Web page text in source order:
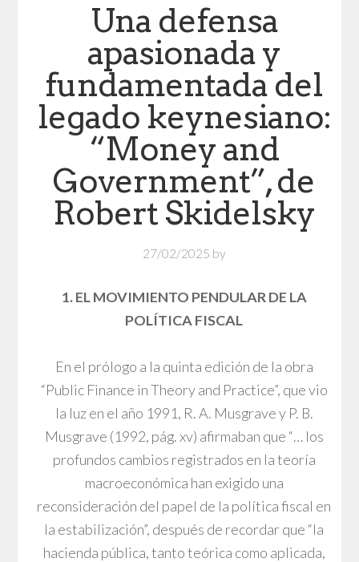
Una defensa
apasionada y
fundamentada del
legado keynesiano:
“Money and
Government”, de
Robert Skidelsky
27/02/2025 by
1. EL MOVIMIENTO PENDULAR DE LA
POLÍTICA FISCAL
En el prólogo a la quinta edición de la obra
“Public Finance in Theory and Practice”, que vio
la luz en el año 1991, R. A. Musgrave y P. B.
Musgrave (1992, pág. xv) afirmaban que “… los
profundos cambios registrados en la teoría
macroeconómica han exigido una
reconsideración del papel de la política fiscal en
la estabilización”, después de recordar que “la
hacienda pública, tanto teórica como aplicada,